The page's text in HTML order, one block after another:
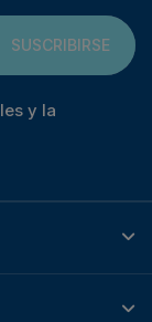
SUSCRIBIRSE
y la